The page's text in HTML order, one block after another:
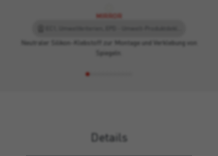
MIRROR
Neutraler Silikon-Klebstoff zur Montage und Verklebung von
Spiegeln.
Details